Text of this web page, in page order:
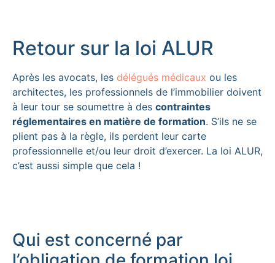
Retour sur la loi ALUR
Après les avocats, les délégués médicaux ou les
architectes, les professionnels de l’immobilier doivent
à leur tour se soumettre à des contraintes
réglementaires en matière de formation. S’ils ne se
plient pas à la règle, ils perdent leur carte
professionnelle et/ou leur droit d’exercer. La loi ALUR,
c’est aussi simple que cela !
Qui est concerné par